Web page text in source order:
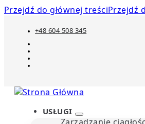
Przejdź do głównej treściPrzejdź
+48 604 508 345
USŁUGI